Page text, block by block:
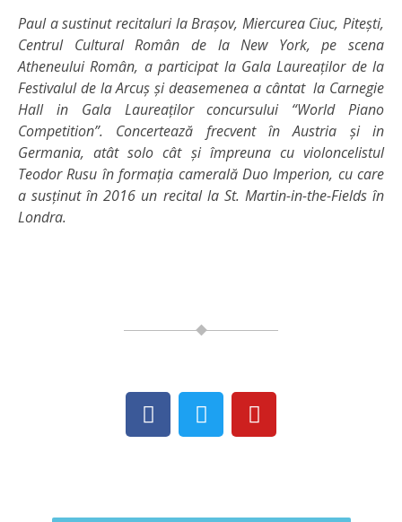
Paul a sustinut recitaluri la Brașov, Miercurea Ciuc, Pitești,
Centrul Cultural Român de la New York, pe scena
Atheneului Român, a participat la Gala Laureaților de la
Festivalul de la Arcuș și deasemenea a cântat la Carnegie
Hall in Gala Laureaților concursului “World Piano
Competition”. Concertează frecvent în Austria și in
Germania, atât solo cât și împreuna cu violoncelistul
Teodor Rusu în formația camerală Duo Imperion, cu care
a susținut în 2016 un recital la St. Martin-in-the-Fields în
Londra.